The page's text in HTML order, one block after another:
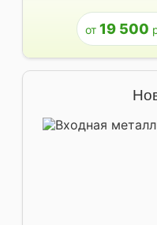
от 19 500